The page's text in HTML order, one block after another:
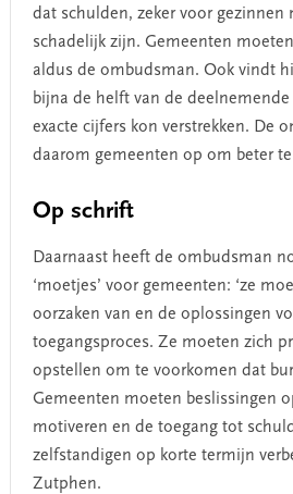
dat schulden, zeker voor gezinnen
schadelijk zijn. Gemeenten
aldus de ombudsman. Ook vindt
bijna de helft van de
exacte cijfers kon verstrekken. De
daarom gemeenten op om beter
Op schrift
Daarnaast heeft de ombudsman
‘moetjes’ voor gemeenten: ‘ze
oorzaken van en de oplossingen
toegangsproces. Ze moeten zich
opstellen om te voorkomen dat
Gemeenten moeten beslissingen
motiveren en de toegang tot
zelfstandigen op korte termijn
Zutphen.